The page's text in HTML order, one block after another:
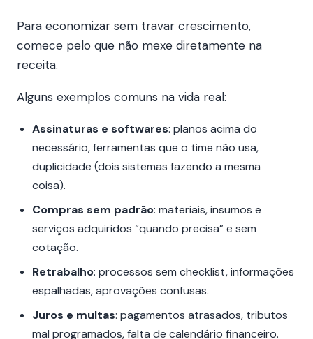
Para economizar sem travar crescimento,
comece pelo que não mexe diretamente na
receita.
Alguns exemplos comuns na vida real:
Assinaturas e softwares: planos acima do
necessário, ferramentas que o time não usa,
duplicidade (dois sistemas fazendo a mesma
coisa).
Compras sem padrão: materiais, insumos e
serviços adquiridos “quando precisa” e sem
cotação.
Retrabalho: processos sem checklist, informações
espalhadas, aprovações confusas.
Juros e multas: pagamentos atrasados, tributos
mal programados, falta de calendário financeiro.